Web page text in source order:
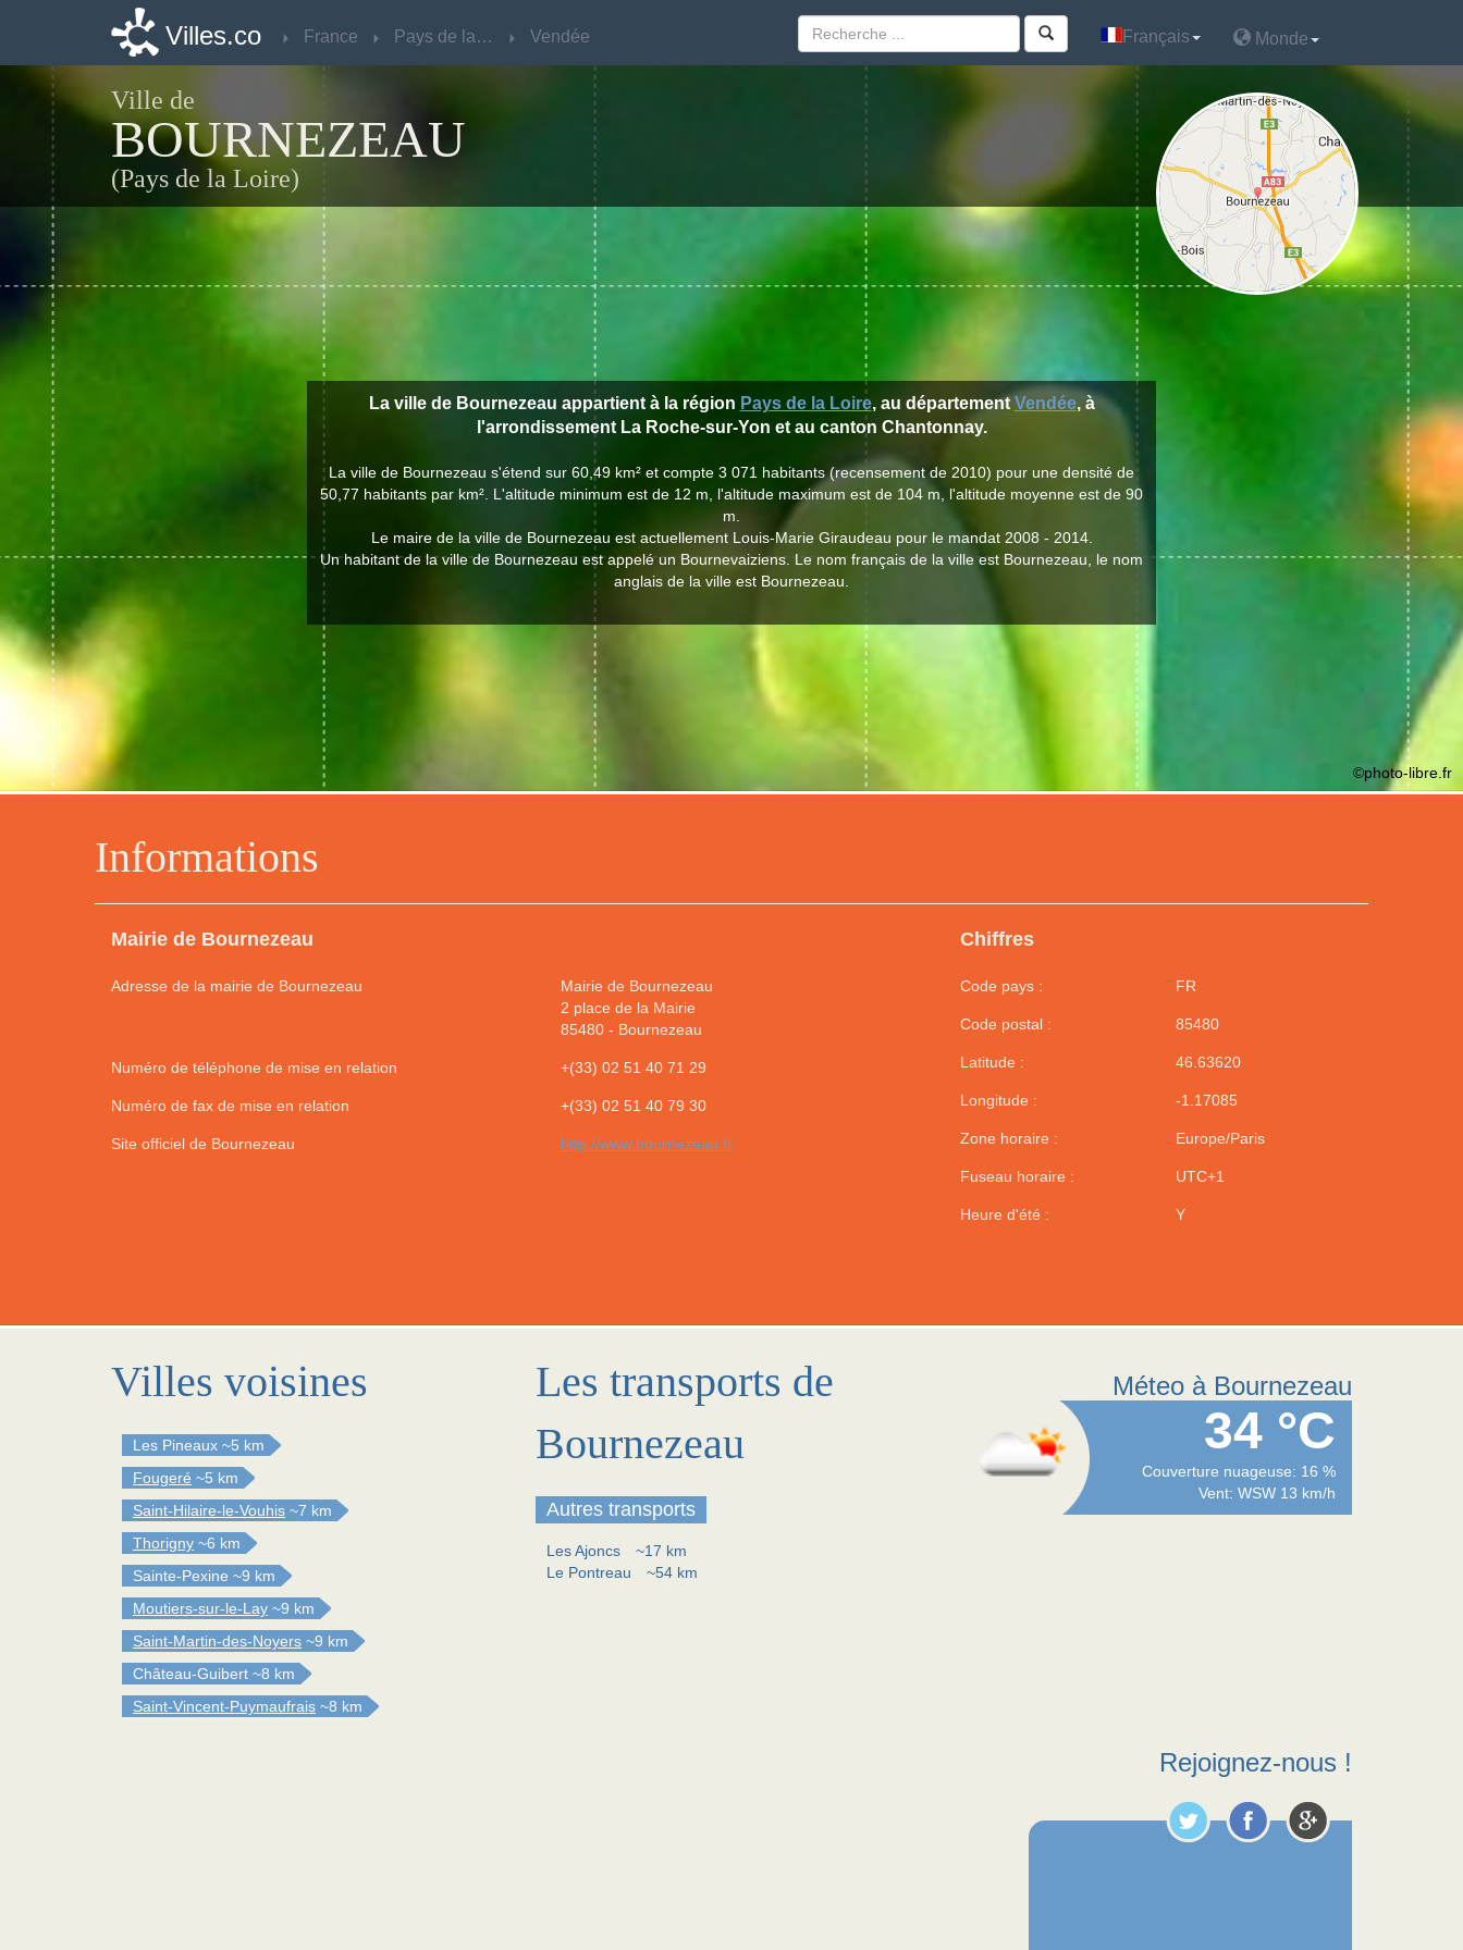
Villes.co France Pays de la Loire Vendée Français Monde
Ville de
BOURNEZEAU
(Pays de la Loire)
Informations
Mairie de Bournezeau
Adresse de la mairie de Bournezeau
Mairie de Bournezeau
2 place de la Mairie
85480- Bournezeau
Numéro de téléphone de mise en relation +(33) 02 51 40 71 29
Numéro de fax de mise en relation +(33) 02 51 40 79 30
Site officiel de Bournezeau http://www.bournezeau.fr
Chiffres
Code pays : FR
Code postal : 85480
Latitude : 46.63620
Longitude : -1.17085
Zone horaire : Europe/Paris
Fuseau horaire : UTC+1
Heure d'été : Y
La ville de Bournezeau appartient à la région Pays de la Loire, au département Vendée, à
l'arrondissement La Roche-sur-Yon et au canton Chantonnay.
La ville de Bournezeau s'étend sur 60,49 km² et compte 3 071 habitants (recensement de 2010) pour une densité de
50,77 habitants par km². L'altitude minimum est de 12 m, l'altitude maximum est de 104 m, l'altitude moyenne est de 90
m.
Le maire de la ville de Bournezeau est actuellement Louis-Marie Giraudeau pour le mandat 2008 - 2014.
Un habitant de la ville de Bournezeau est appelé un Bournevaiziens. Le nom français de la ville est Bournezeau, le nom
anglais de la ville est Bournezeau.
©photo-libre.fr
Villes voisines
Les Pineaux ~5 km
Fougeré ~5 km
Saint-Hilaire-le-Vouhis ~7 km
Thorigny ~6 km
Sainte-Pexine ~9 km
Moutiers-sur-le-Lay ~9 km
Saint-Martin-des-Noyers ~9 km
Château-Guibert ~8 km
Saint-Vincent-Puymaufrais ~8 km
Les transports de
Bournezeau
Autres transports
Les Ajoncs
~17 km
Le Pontreau
~54 km
Méteo à Bournezeau
34 °C
Couverture nuageuse: 16 %
Vent: WSW 13 km/h
Rejoignez-nous !
Villes.co France Pays de la Loire Vendée Français Monde